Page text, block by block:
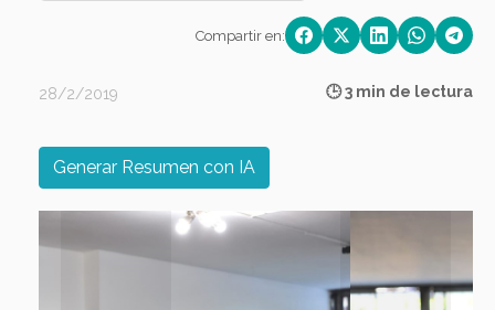
Compartir en:
28/2/2019 🕒 3 min de lectura
Generar Resumen con IA